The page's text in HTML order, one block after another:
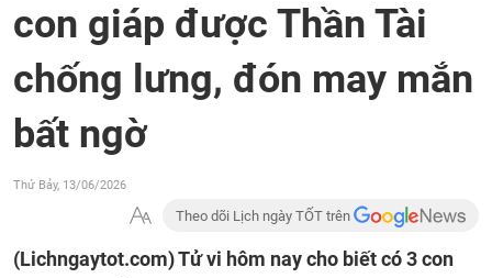
con giáp được Thần Tài
chống lưng, đón may mắn
bất ngờ
Thứ Bảy, 13/06/2026
Theo dõi Lịch ngày TỐT trên
(Lichngaytot.com)Tử vi hôm nay cho biết có 3 con